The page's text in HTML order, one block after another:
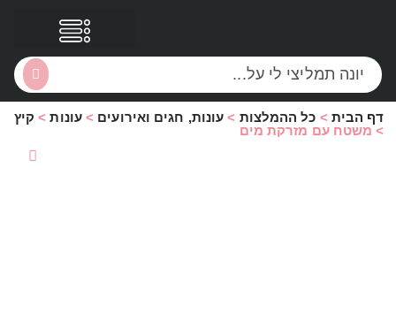
דף הבית > כל ההמלצות > עונות, חגים ואירועים >עונות> קיץ
> משטח עם מזרקת מים